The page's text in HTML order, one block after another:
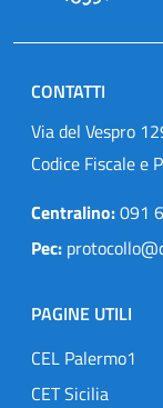
CONTATTI
Via del Vespro
Codice Fiscale e
Centralino:091
Pec:
PAGINE UTILI
CEL Palermo1
CET Sicilia